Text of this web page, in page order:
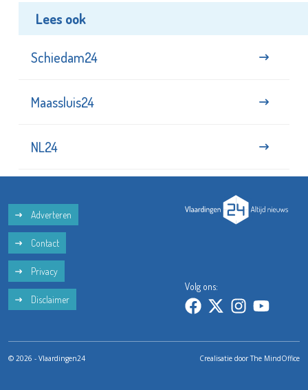
Lees ook
Schiedam24
Maassluis24
NL24
Adverteren
Contact
Privacy
Disclaimer
Volg ons:
© 2026 - Vlaardingen24 Crealisatie doorThe MindOffice